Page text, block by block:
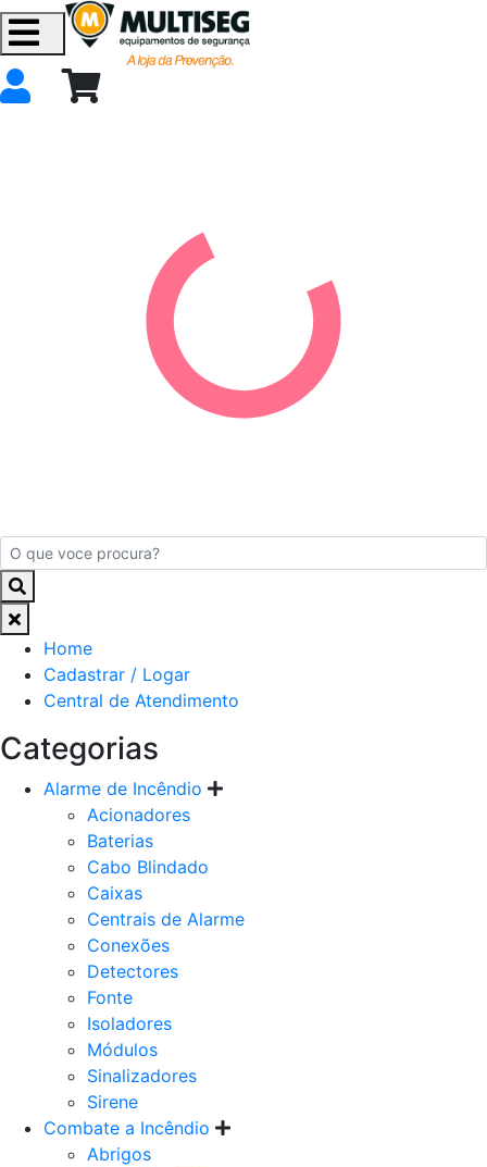
Home
Cadastrar / Logar
Central de Atendimento
Categorias
Alarme de Incêndio
Acionadores
Baterias
Cabo Blindado
Caixas
Centrais de Alarme
Conexões
Detectores
Fonte
Isoladores
Módulos
Sinalizadores
Sirene
Combate a Incêndio
Abrigos